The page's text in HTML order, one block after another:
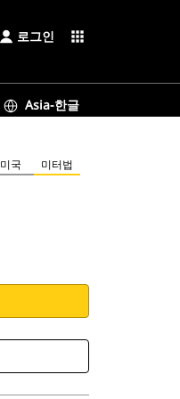
로그인 apps
Asia-한글
미국 미터법